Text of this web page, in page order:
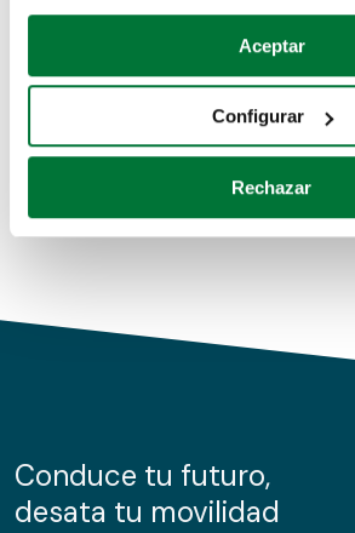
Si lo permite, también quisiéramos:
Recopilar información sobre su
Identificar su dispositivo
para buscar características
Obtenga más información sobre
de cookies.
información sobre el uso que haga del
nuestros partners de redes sociales,
Aceptar
Configurar
Rechazar
Coches de segunda mano
Coches de km0
Conduce tu futuro,
desata tu movilidad